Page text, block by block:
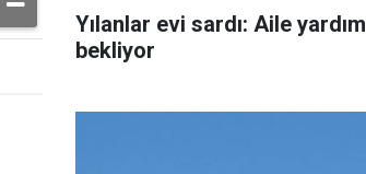
Yılanlar evi sardı: Aile yardım
bekliyor